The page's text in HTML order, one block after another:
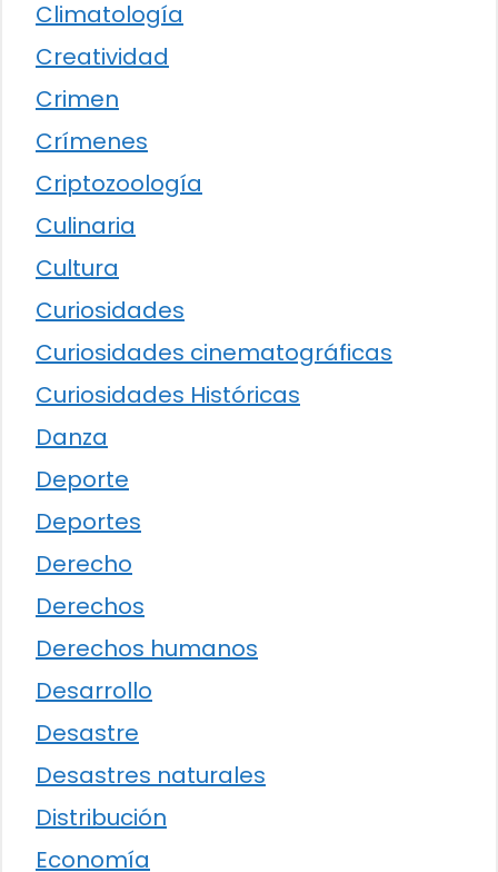
Climatología
Creatividad
Crimen
Crímenes
Criptozoología
Culinaria
Cultura
Curiosidades
Curiosidades cinematográficas
Curiosidades Históricas
Danza
Deporte
Deportes
Derecho
Derechos
Derechos humanos
Desarrollo
Desastre
Desastres naturales
Distribución
Economía